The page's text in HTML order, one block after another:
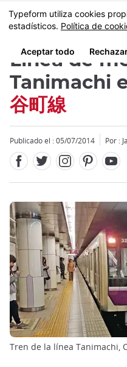
Tamaño
MENU
Línea de
Tanimachi
谷町線
Publicado el : 05/07/2014 Por :
Tren de la línea Tanimachi,
Close
Close